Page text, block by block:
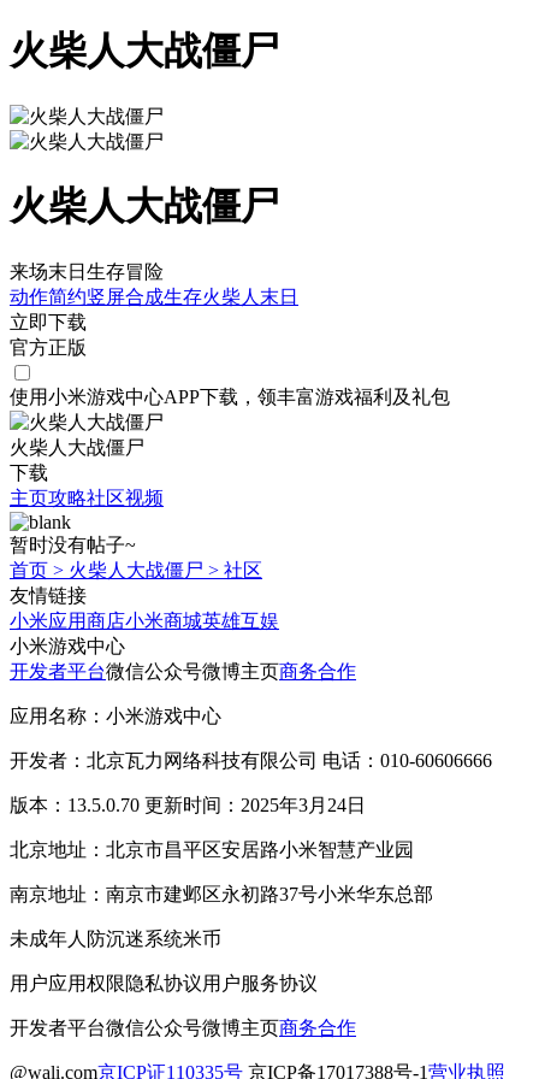
火柴人大战僵尸
火柴人大战僵尸
来场末日生存冒险
动作简约竖屏合成生存火柴人 末日
立即下载
官方正版
使用小米游戏中心APP下载 ，领丰富游戏福利 及礼包
火柴人大战僵尸
下载
主页攻略社区视频
暂时没有帖子~
首页 > 火柴人大战僵尸 > 社区
友情链接
小米应用商店小米商城英雄互娱
小米游戏中心
开发者平台微信公众号微博主页商务合作
应用名称：小米游戏中心
开发者：北京瓦力网络科技有限公司 电话：010-60606666
版本：13.5.0.70 更新时间：2025年3月24日
北京地址：北京市昌平区安居路小米智慧产业园
南京地址：南京市建邺区永初路37号小米华东总部
未成年人防沉迷系统米币
用户应用权限隐私协议用户服务协议
开发者平台微信公众号微博主页商务合作
@wali.com京ICP证110335号 京ICP备17017388号-1营业执照